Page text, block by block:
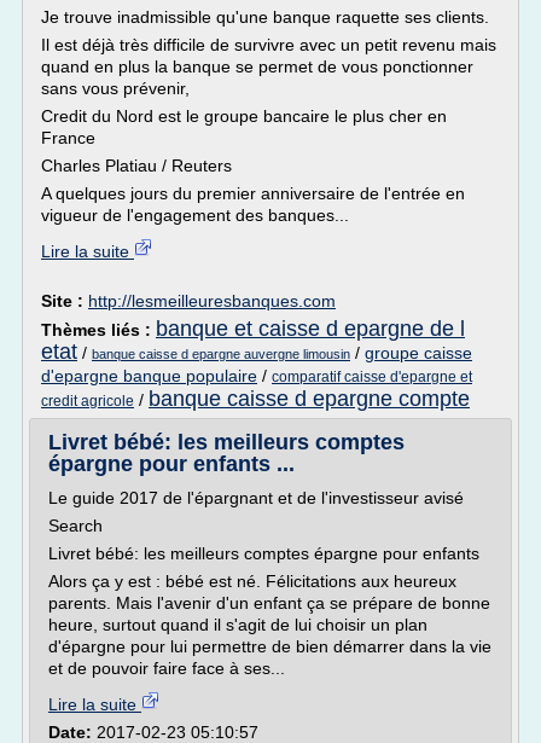
Je trouve inadmissible qu'une banque raquette ses clients.
Il est déjà très difficile de survivre avec un petit revenu mais
quand en plus la banque se permet de vous ponctionner
sans vous prévenir,
Credit du Nord est le groupe bancaire le plus cher en
France
Charles Platiau / Reuters
A quelques jours du premier anniversaire de l'entrée en
vigueur de l'engagement des banques...
Lire la suite
Site : http://lesmeilleuresbanques.com
Thèmes liés : banque et caisse d epargne de l
etat / banque caisse d epargne auvergne limousin / groupe caisse
d'epargne banque populaire / comparatif caisse d'epargne et
credit agricole / banque caisse d epargne compte
Livret bébé: les meilleurs comptes
épargne pour enfants ...
Le guide 2017 de l'épargnant et de l'investisseur avisé
Search
Livret bébé: les meilleurs comptes épargne pour enfants
Alors ça y est : bébé est né. Félicitations aux heureux
parents. Mais l'avenir d'un enfant ça se prépare de bonne
heure, surtout quand il s'agit de lui choisir un plan
d'épargne pour lui permettre de bien démarrer dans la vie
et de pouvoir faire face à ses...
Lire la suite
Date: 2017-02-23 05:10:57